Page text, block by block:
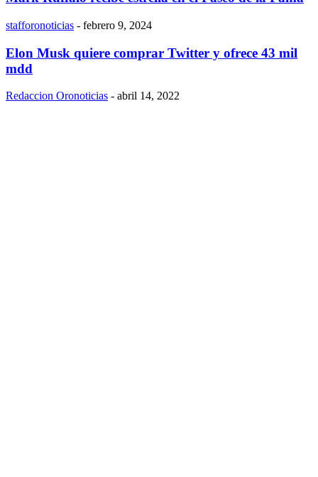
stafforonoticias - febrero 9, 2024
Elon Musk quiere comprar Twitter y ofrece 43 mil
mdd
Redaccion Oronoticias - abril 14, 2022